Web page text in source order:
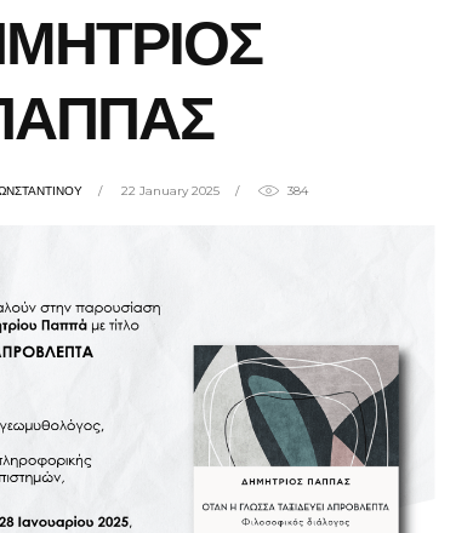
22 January 2025 384